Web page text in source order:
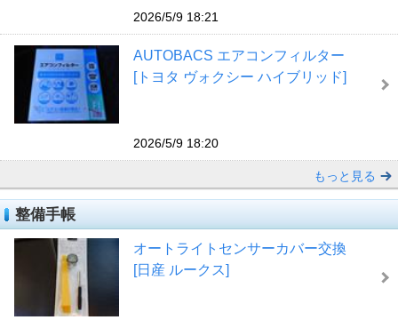
2026/5/9 18:21
AUTOBACS エアコンフィルター
[トヨタ ヴォクシー ハイブリッド]
2026/5/9 18:20
もっと見る
整備手帳
オートライトセンサーカバー交換
[日産 ルークス]